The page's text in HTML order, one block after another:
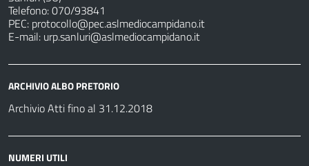
Telefono: 070/93841
PEC: protocollo@pec.aslmediocampidano.it
E-mail: urp.sanluri@aslmediocampidano.it
ARCHIVIO ALBO PRETORIO
Archivio Atti fino al 31.12.2018
NUMERI UTILI